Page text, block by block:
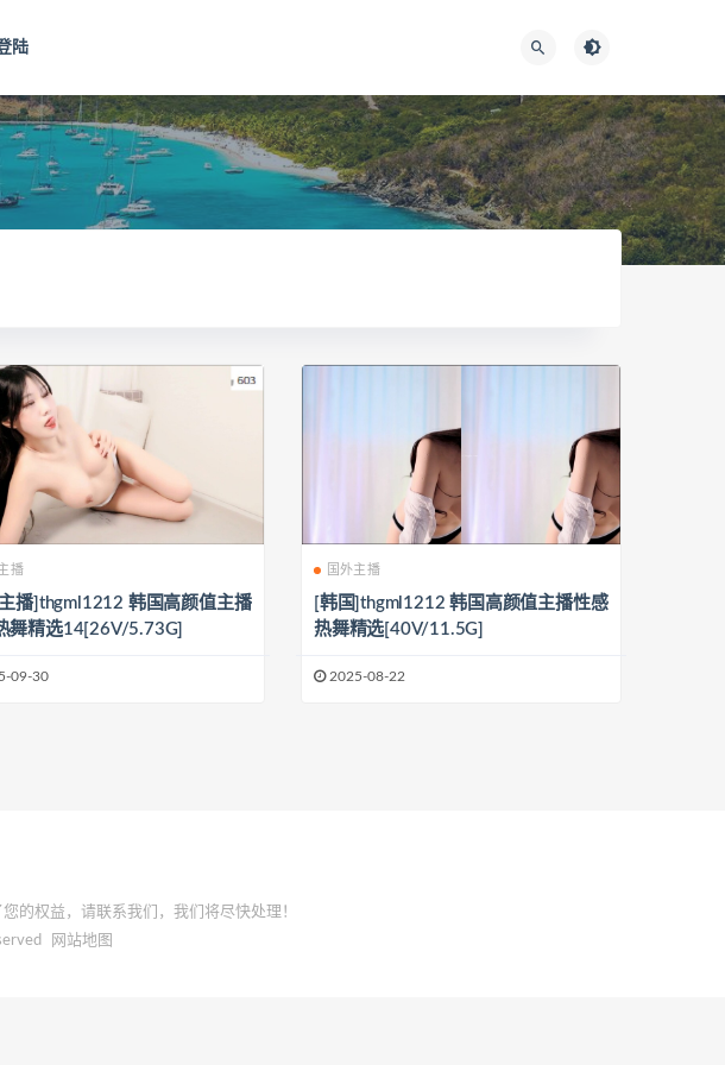
陆
播
播]thgml1212 韩国高颜值主播
舞精选14[26V/5.73G]
09-30
国外主播
[韩国]thgml1212 韩国高颜值主播性感
热舞精选[40V/11.5G]
2025-08-22
的权益，请联系我们，我们将尽快处理！
网站地图